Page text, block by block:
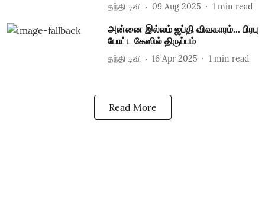
தந்தி டிவி 09 Aug 2025 1 min read
அன்னை இல்லம் ஜப்தி விவகாரம்... பிரபு
போட்ட கேஸில் திருப்பம்
தந்தி டிவி 16 Apr 2025 1 min read
Read More